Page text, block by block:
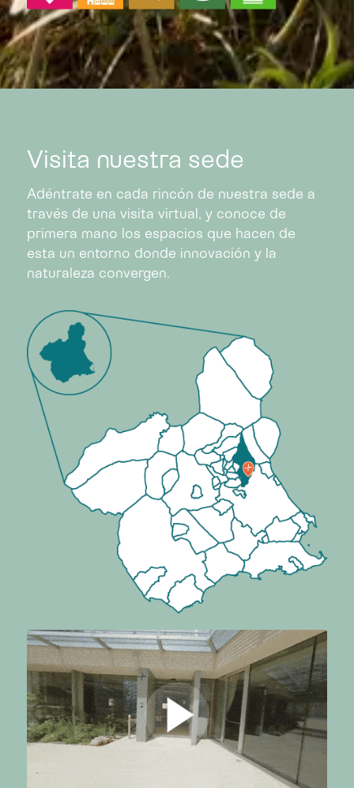
Visita nuestra sede
Adéntrate en cada rincón de nuestra sede a
través de una visita virtual, y conoce de
primera mano los espacios que hacen de
esta un entorno donde innovación y la
naturaleza convergen.